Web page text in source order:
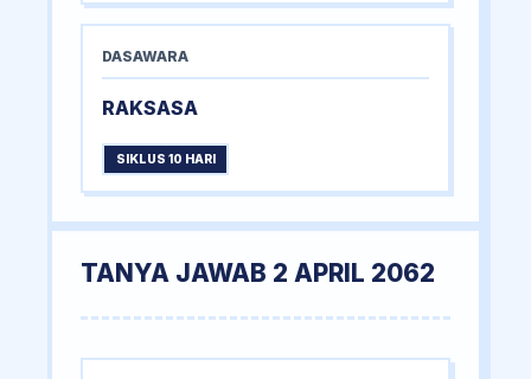
DASAWARA
RAKSASA
SIKLUS 10 HARI
TANYA JAWAB 2 APRIL 2062